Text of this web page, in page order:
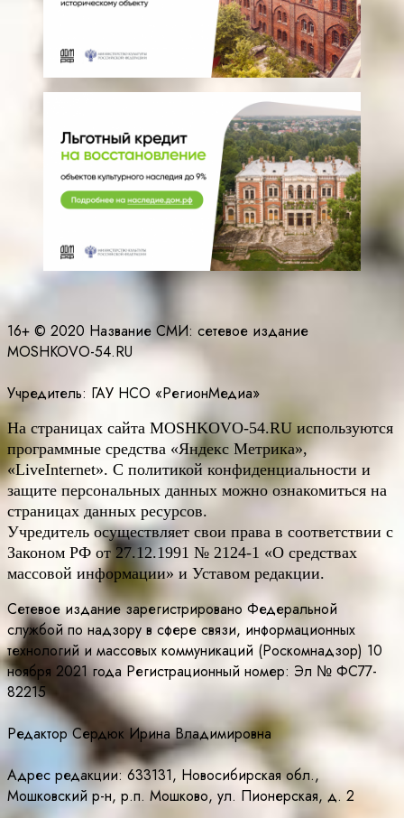
16+ © 2020 Название СМИ: cетевое издание
MOSHKOVO-54.RU
Учредитель: ГАУ НСО «РегионМедиа»
На страницах сайта MOSHKOVO-54.RU используются
программные средства «Яндекс Метрика»,
«LiveInternet». С политикой конфиденциальности и
защите персональных данных можно ознакомиться на
страницах данных ресурсов.
Учредитель осуществляет свои права в соответствии с
Законом РФ от 27.12.1991 № 2124-1 «О средствах
массовой информации» и Уставом редакции.
Сетевое издание зарегистрировано Федеральной
службой по надзору в сфере связи, информационных
технологий и массовых коммуникаций (Роскомнадзор) 10
ноября 2021 года Регистрационный номер: Эл № ФС77-
82215
Редактор Сердюк Ирина Владимировна
Адрес редакции: 633131, Новосибирская обл.,
Мошковский р-н, р.п. Мошково, ул. Пионерская, д. 2